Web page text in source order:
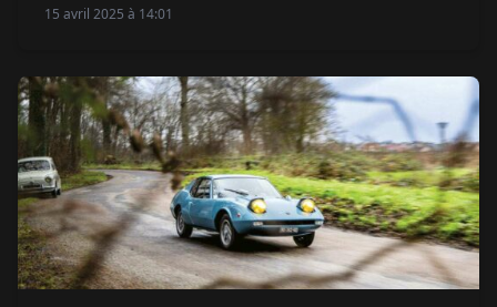
Lazerges
15 avril 2025 à 14:01